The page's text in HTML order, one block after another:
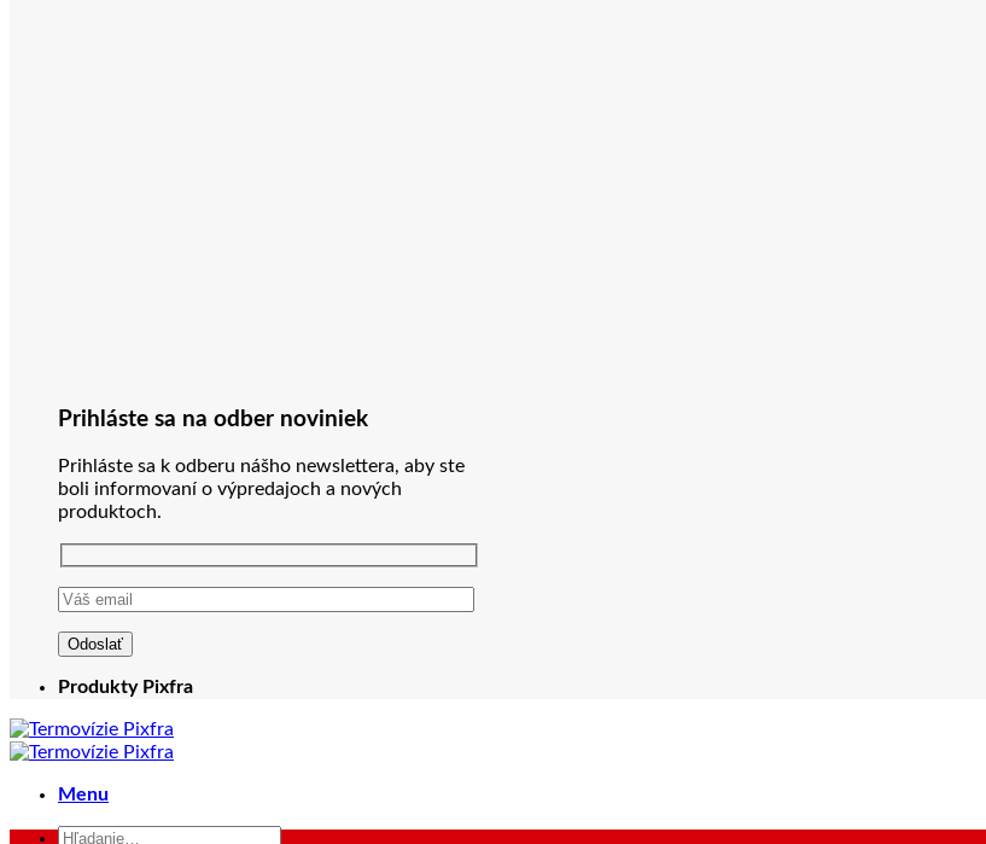
Prihláste sa na odber noviniek
Prihláste sa k odberu nášho newslettera, aby ste
boli informovaní o výpredajoch a nových
produktoch.
Produkty Pixfra
Menu
Hľadať: